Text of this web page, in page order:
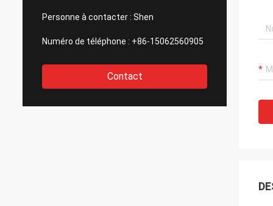
Personne à contacter : Shen
Numéro de téléphone : +86-15062560905
Contact